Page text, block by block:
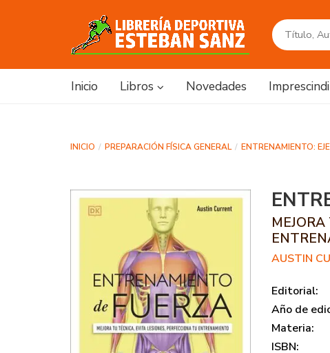
Inicio Libros Novedades
INICIO PREPARACIÓN FÍSICA GENERAL ENTRENAMIENTO:
AUSTIN
Editorial:
Año de
Materia:
ISBN: